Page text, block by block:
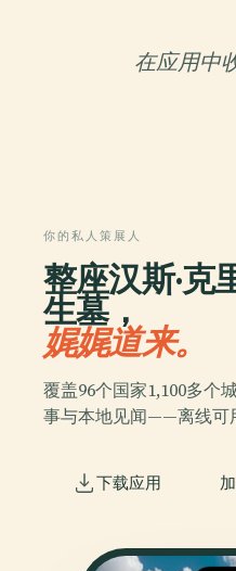
在应用中
你的私人策展人
整座汉斯·克
生墓，
娓娓道来。
覆盖96个国家1,100多个
事与本地见闻——离线可
下载应用